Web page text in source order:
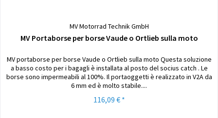
MV Motorrad Technik GmbH
MV Portaborse per borse Vaude o Ortlieb sulla moto
MV portaborse per borse Vaude o Ortlieb sulla moto Questa soluzione
a basso costo per i bagagli è installata al posto del socius catch . Le
borse sono impermeabili al 100%. Il portaoggetti è realizzato in V2A da
6 mm ed è molto stabile....
116,09 € *